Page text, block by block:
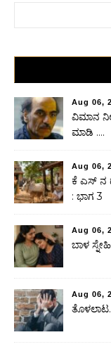
Aug 06,
ವಿಮಾನ
ಮಾಡಿ ….
Aug 06,
ಕೆ ಎಸ್ ನ
: ಭಾಗ 3
Aug 06,
ಬಾಳ
Aug 06,